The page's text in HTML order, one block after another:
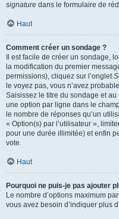
signature dans le formulaire de
Haut
Comment créer un sondage ?
Il est facile de créer un sondage,
la modification du premier
permissions), cliquez sur l’onglet
le voyez pas, vous n’avez
Saisissez le titre du sondage et
une option par ligne dans le
le nombre de réponses qu’un
« Option(s) par l’utilisateur »,
pour une durée illimitée) et enfin
vote.
Haut
Pourquoi ne puis-je pas ajouter
Le nombre d’options maximum
vous avez besoin d’indiquer plus